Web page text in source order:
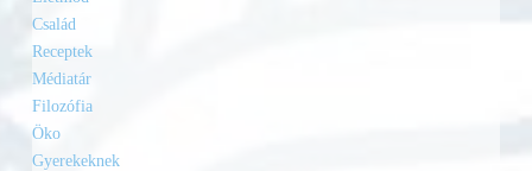
Család
Receptek
Médiatár
Filozófia
Öko
Gyerekeknek